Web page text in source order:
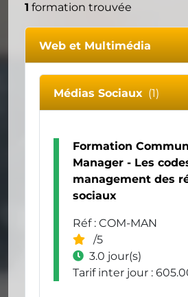
1 formation trouvée
Web et Multimédia
Médias Sociaux (1)
Formation
Manager - Les
management des
sociaux
Réf : COM-MAN
/5
3.0 jour(s)
Tarif inter jour :